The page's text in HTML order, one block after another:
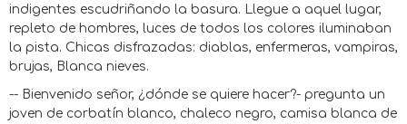
indigentes escudriñando la basura. Llegue a aquel lugar,
repleto de hombres, luces de todos los colores iluminaban
la pista. Chicas disfrazadas: diablas, enfermeras, vampiras,
brujas, Blanca nieves.
-- Bienvenido señor, ¿dónde se quiere hacer?- pregunta un
joven de corbatín blanco, chaleco negro, camisa blanca de